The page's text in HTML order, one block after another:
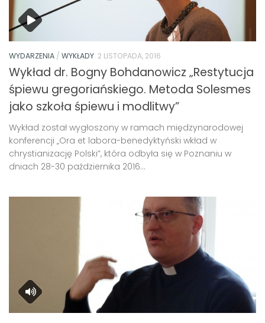
WYDARZENIA / WYKŁADY 2 LISTOPADA, 2016
Wykład dr. Bogny Bohdanowicz „Restytucja
śpiewu gregoriańskiego. Metoda Solesmes
jako szkoła śpiewu i modlitwy”
Wykład został wygłoszony w ramach międzynarodowej
konferencji „Ora et labora-benedyktyński wkład w
chrystianizację Polski”, która odbyła się w Poznaniu w
dniach 28-30 października 2016...